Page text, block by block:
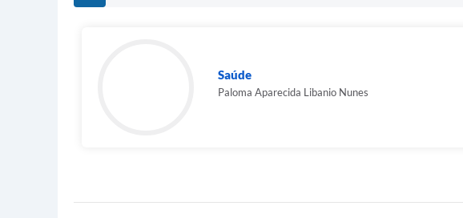
Saúde
Paloma Aparecida Libanio Nunes